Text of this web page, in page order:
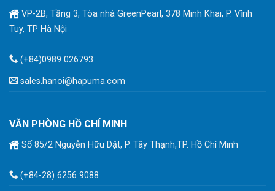
VP-2B, Tầng 3, Tòa nhà GreenPearl, 378 Minh Khai, P. Vĩnh
Tuy, TP Hà Nội
(+84)0989 026793
sales.hanoi@hapuma.com
VĂN PHÒNG HỒ CHÍ MINH
Số 85/2 Nguyễn Hữu Dật, P. Tây Thạnh,TP. Hồ Chí Minh
(+84-28) 6256 9088